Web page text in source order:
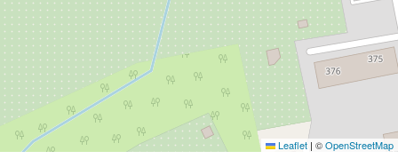
Leaflet | ©OpenStreetMap